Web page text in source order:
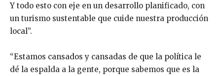
Y todo esto con eje en un desarrollo planificado, con
un turismo sustentable que cuide nuestra producción
local”.
“Estamos cansados y cansadas de que la política le
dé la espalda a la gente, porque sabemos que es la